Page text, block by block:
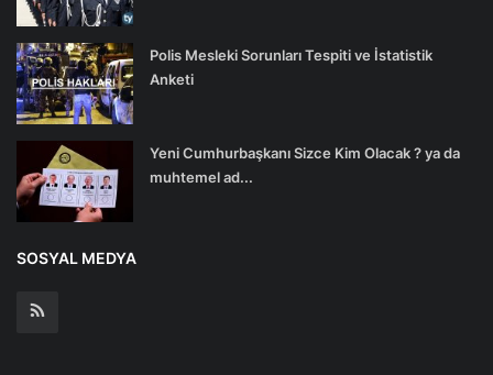
Polis Mesleki Sorunları Tespiti ve İstatistik
Anketi
Yeni Cumhurbaşkanı Sizce Kim Olacak ? ya da
muhtemel ad...
SOSYAL MEDYA